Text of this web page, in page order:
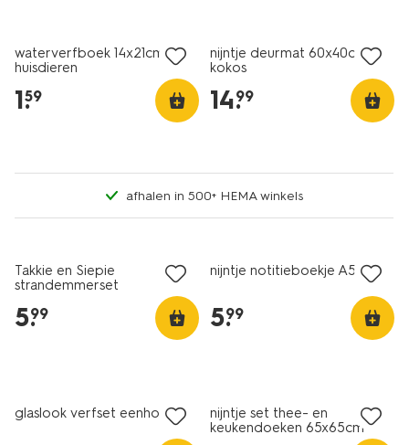
waterverfboek 14x21cm
huisdieren
1.
59
nijntje deurmat 60x40cm
kokos
14.
99
afhalen in 500+ HEMA winkels
Takkie en Siepie
strandemmerset
5.
99
nijntje notitieboekje A5
5.
99
glaslook verfset eenhoorn
nijntje set thee- en
keukendoeken 65x65cm